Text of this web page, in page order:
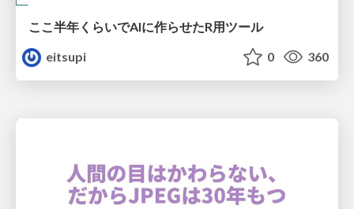
ここ半年くらいでAIに作らせたR用ツール
eitsupi
0 360